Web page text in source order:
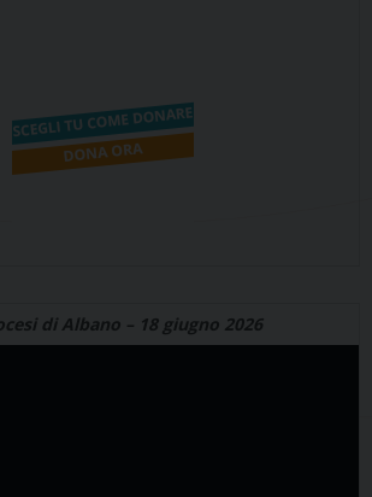
di Albano – 18 giugno 2026